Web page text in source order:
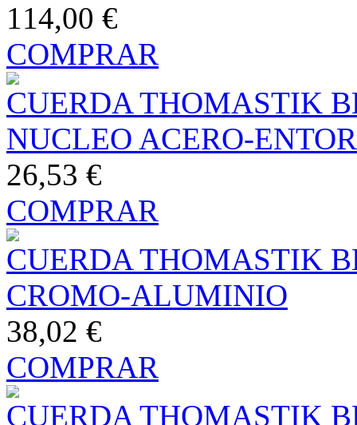
114,00 €
COMPRAR
CUERDA THOMASTIK
NUCLEO ACERO-
26,53 €
COMPRAR
CUERDA THOMASTIK
CROMO-ALUMINIO
38,02 €
COMPRAR
CUERDA THOMASTIK